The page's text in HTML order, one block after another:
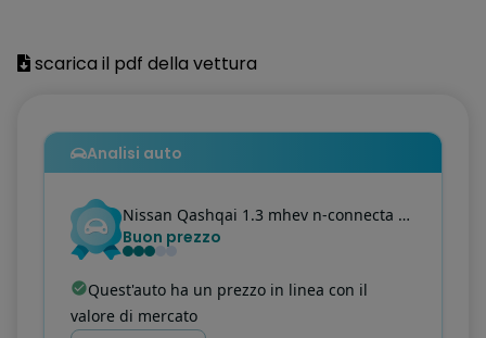
4 Maniglie ripiegabili
Alzacristalli elettrici 1 touch
Antenna Shark
Antifurto Perimetrale
Around View Monitor con rilevamento oggetti in movimento
Bagagliaio modulare
scarica il pdf della vettura
Analisi auto
Nissan Qashqai 1.3 mhev n-connecta 2wd 158cv xtronic
Buon prezzo
Quest'auto ha un prezzo in linea con il
valore di mercato